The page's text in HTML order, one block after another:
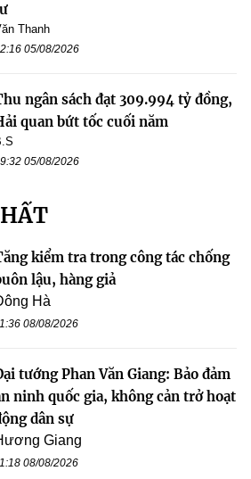
Thanh
05/08/2026
ngân sách đạt 309.994 tỷ đồng,
quan bứt tốc cuối năm
05/08/2026
kiểm tra trong công tác chống
lậu, hàng giả
Hà
08/08/2026
tướng Phan Văn Giang: Bảo đảm
ninh quốc gia, không cản trở hoạt
dân sự
Giang
08/08/2026